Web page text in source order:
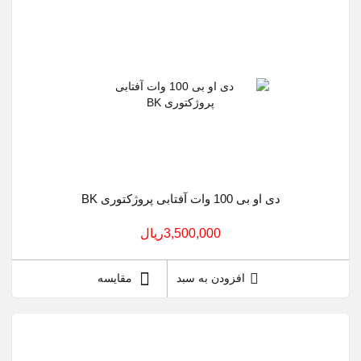
دی او بی 100 وات آفتابی پروژکتوری BK
3,500,000ريال
افزودن به سبد مقایسه